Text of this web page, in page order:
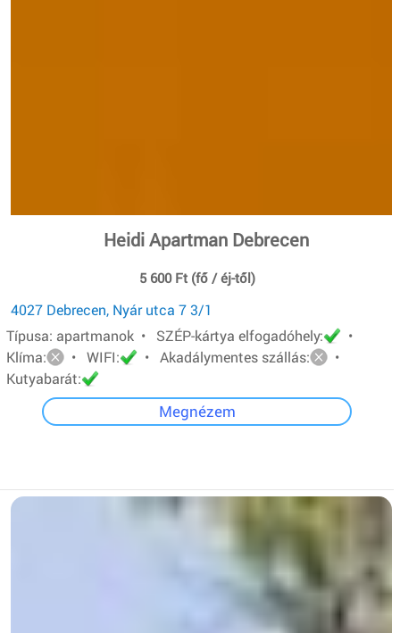
Heidi Apartman Debrecen
5 600 Ft (fő / éj-től)
4027 Debrecen, Nyár utca 7 3/1
Típusa: apartmanok • SZÉP-kártya elfogadóhely:
•
Klíma:
• WIFI: • Akadálymentes szállás:
•
Kutyabarát:
Megnézem